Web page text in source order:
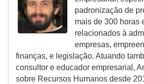
padronização de
mais de 300 horas
relacionados à
empresas,
finanças, e legislação. Atuando
consultor e educador empresarial,
sobre Recursos Humanos desde